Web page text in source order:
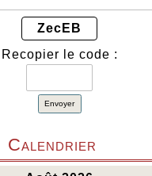
ZecEB
Recopier le code :
Envoyer
Calendrier